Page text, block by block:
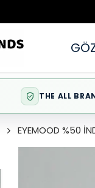
THE ALL
EYEMOOD %50